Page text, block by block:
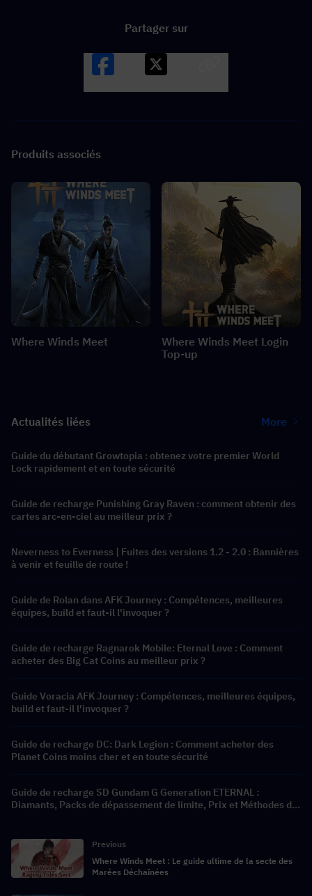
Partager sur
Produits associés
Where Winds Meet
Where Winds Meet Login
Top-up
Actualités liées More
Guide du débutant Growtopia : obtenez votre premier World
Lock rapidement et en toute sécurité
Guide de recharge Punishing Gray Raven : comment obtenir des
cartes arc-en-ciel au meilleur prix ?
Neverness to Everness | Fuites des versions 1.2 - 2.0 : Bannières
à venir et feuille de route !
Guide de Rolan dans AFK Journey : Compétences, meilleures
équipes, build et faut-il l'invoquer ?
Guide de recharge Ragnarok Mobile: Eternal Love : Comment
acheter des Big Cat Coins au meilleur prix ?
Guide Voracia AFK Journey : Compétences, meilleures équipes,
build et faut-il l'invoquer ?
Guide de recharge DC: Dark Legion : Comment acheter des
Planet Coins moins cher et en toute sécurité
Guide de recharge SD Gundam G Generation ETERNAL :
Diamants, Packs de dépassement de limite, Prix et Méthodes de
Previous
Where Winds Meet : Le guide ultime de la secte des
Marées Déchaînées